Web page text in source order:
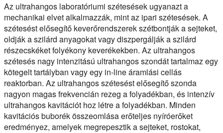
Az ultrahangos laboratóriumi szétesések ugyanazt a
mechanikai elvet alkalmazzák, mint az ipari szétesések. A
szétesést elősegítő keverőrendszerek szétbontják a sejteket,
oldják a szilárd anyagokat vagy diszpergálják a szilárd
részecskéket folyékony keverékekben. Az ultrahangos
szétesés nagy intenzitású ultrahangos szondát tartalmaz egy
kötegelt tartályban vagy egy in-line áramlási cellás
reaktorban. Az ultrahangos szétesést elősegítő szonda
nagyon magas frekvencián rezeg a folyadékban, és intenzív
ultrahangos kavitációt hoz létre a folyadékban. Minden
kavitációs buborék összeomlása erőteljes nyíróerőket
eredményez, amelyek megrepesztik a sejteket, rostokat,